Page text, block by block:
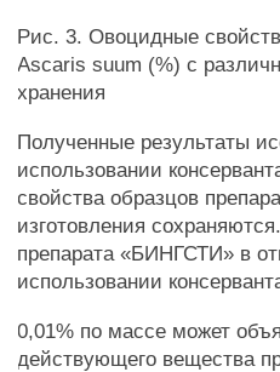
Рис. 3. Овоцидные
Ascaris suum (%) с
хранения
Полученные результаты
использовании
свойства образцов
изготовления
препарата «БИНГСТИ» в
использовании
0,01% по массе может
действующего вещества